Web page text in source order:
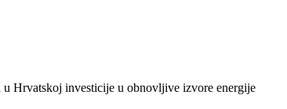
Hrvatskoj investicije u obnovljive izvore energije